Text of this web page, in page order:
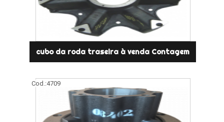
cubo da roda traseira à venda Contagem
Cod.:4709